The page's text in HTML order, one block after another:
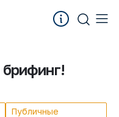
Публичные